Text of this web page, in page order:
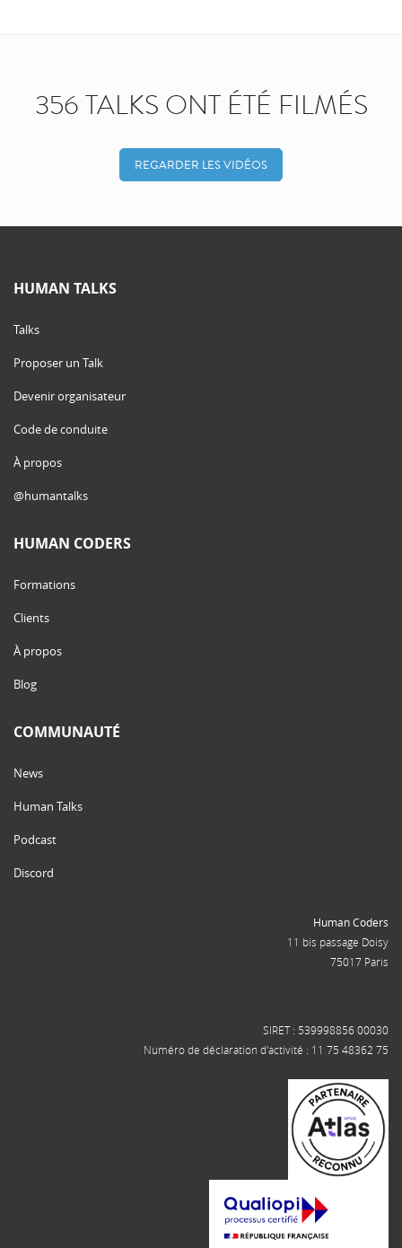
356 TALKS ONT ÉTÉ FILMÉS
REGARDER LES VIDÉOS
HUMAN TALKS
Talks
Proposer un Talk
Devenir organisateur
Code de conduite
À propos
@humantalks
HUMAN CODERS
Formations
Clients
À propos
Blog
COMMUNAUTÉ
News
Human Talks
Podcast
Discord
Human Coders
11 bis passage Doisy
75017 Paris
SIRET : 539998856 00030
Numéro de déclaration d'activité : 11 75 48362 75